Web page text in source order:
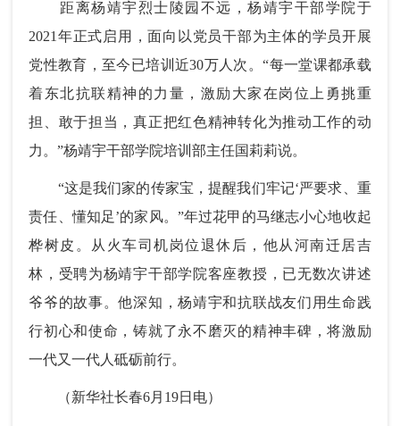
距离杨靖宇烈士陵园不远，杨靖宇干部学院于
2021年正式启用，面向以党员干部为主体的学员开展
党性教育，至今已培训近30万人次。“每一堂课都承载
着东北抗联精神的力量，激励大家在岗位上勇挑重
担、敢于担当，真正把红色精神转化为推动工作的动
力。”杨靖宇干部学院培训部主任国莉莉说。
“这是我们家的传家宝，提醒我们牢记‘严要求、重
责任、懂知足’的家风。”年过花甲的马继志小心地收起
桦树皮。从火车司机岗位退休后，他从河南迁居吉
林，受聘为杨靖宇干部学院客座教授，已无数次讲述
爷爷的故事。他深知，杨靖宇和抗联战友们用生命践
行初心和使命，铸就了永不磨灭的精神丰碑，将激励
一代又一代人砥砺前行。
（新华社长春6月19日电）